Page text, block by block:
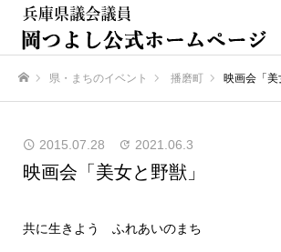
県・まちのイベント 播磨町 映画会「美
2015.07.28 2021.06.3
映画会「美女と野獣」
共に生きよう ふれあいのまち